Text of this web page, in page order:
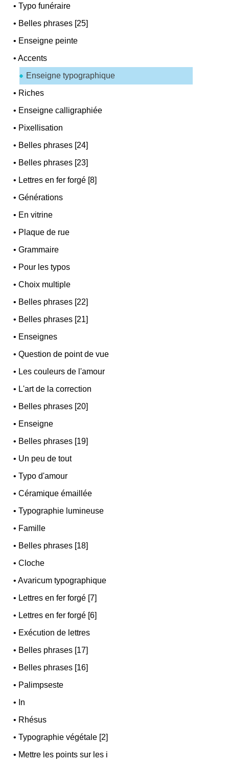
•Typo funéraire
• Belles phrases [25]
• Enseigne peinte
•Accents
Enseigne typographique
• Riches
• Enseigne calligraphiée
• Pixellisation
• Belles phrases [24]
• Belles phrases [23]
• Lettres en fer forgé [8]
•Générations
• En vitrine
• Plaque de rue
•Grammaire
• Pour les typos
•Choix multiple
• Belles phrases [22]
• Belles phrases [21]
• Enseignes
•Question de point de vue
• Les couleurs de l'amour
• L'art de la correction
• Belles phrases [20]
• Enseigne
• Belles phrases [19]
• Un peu de tout
•Typo d'amour
•Céramique émaillée
•Typographie lumineuse
• Famille
• Belles phrases [18]
•Cloche
•Avaricum typographique
• Lettres en fer forgé [7]
• Lettres en fer forgé [6]
• Exécution de lettres
• Belles phrases [17]
• Belles phrases [16]
• Palimpseste
• In
• Rhésus
•Typographie végétale [2]
• Mettre les points sur les i